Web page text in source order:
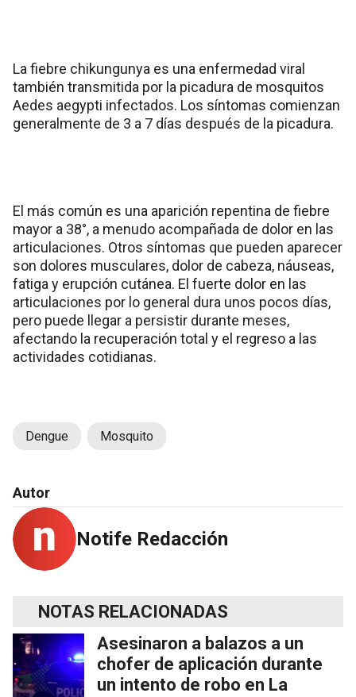
La fiebre chikungunya es una enfermedad viral
también transmitida por la picadura de mosquitos
Aedes aegypti infectados. Los síntomas comienzan
generalmente de 3 a 7 días después de la picadura.
El más común es una aparición repentina de fiebre
mayor a 38°, a menudo acompañada de dolor en las
articulaciones. Otros síntomas que pueden aparecer
son dolores musculares, dolor de cabeza, náuseas,
fatiga y erupción cutánea. El fuerte dolor en las
articulaciones por lo general dura unos pocos días,
pero puede llegar a persistir durante meses,
afectando la recuperación total y el regreso a las
actividades cotidianas.
Dengue Mosquito
Autor
Notife Redacción
NOTAS RELACIONADAS
Asesinaron a balazos a un
chofer de aplicación durante
un intento de robo en La